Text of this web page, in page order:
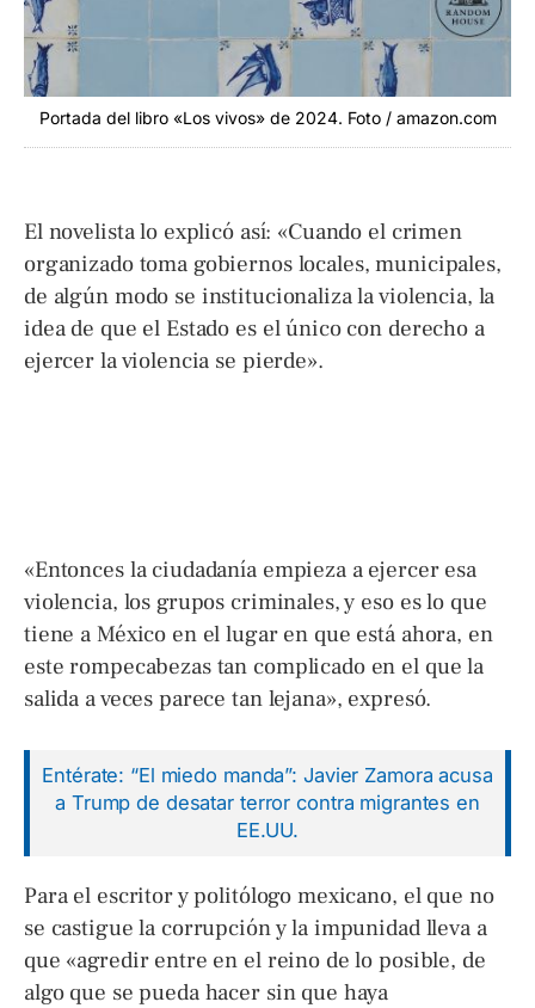
Portada del libro «Los vivos» de 2024. Foto / amazon.com
El novelista lo explicó así: «Cuando el crimen
organizado toma gobiernos locales, municipales,
de algún modo se institucionaliza la violencia, la
idea de que el Estado es el único con derecho a
ejercer la violencia se pierde».
«Entonces la ciudadanía empieza a ejercer esa
violencia, los grupos criminales, y eso es lo que
tiene a México en el lugar en que está ahora, en
este rompecabezas tan complicado en el que la
salida a veces parece tan lejana», expresó.
Entérate: “El miedo manda”: Javier Zamora acusa
a Trump de desatar terror contra migrantes en
EE.UU.
Para el escritor y politólogo mexicano, el que no
se castigue la corrupción y la impunidad lleva a
que «agredir entre en el reino de lo posible, de
algo que se pueda hacer sin que haya